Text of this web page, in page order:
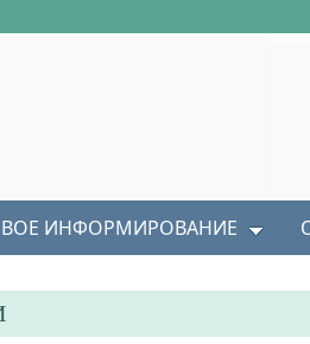
ИНФОРМИРОВАНИЕ